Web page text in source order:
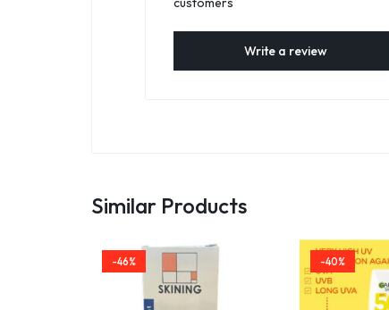
Write a review
Similar Products
-46% -40%